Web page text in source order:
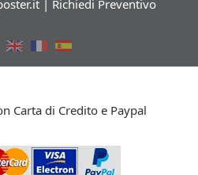
| Richiedi Preventivo
Carta di Credito e Paypal